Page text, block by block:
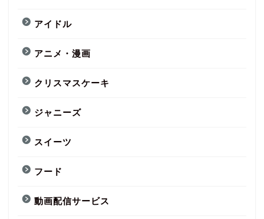
アイドル
アニメ・漫画
クリスマスケーキ
ジャニーズ
スイーツ
フード
動画配信サービス